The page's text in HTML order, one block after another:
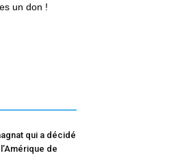
un don !
qui a décidé
de